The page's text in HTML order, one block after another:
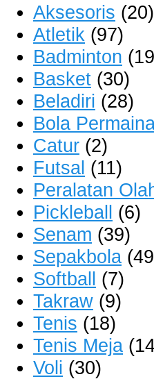
Aksesoris (20)
Atletik (97)
Badminton
Basket (30)
Beladiri (28)
Bola
Catur (2)
Futsal (11)
Peralatan
Pickleball (6)
Senam (39)
Sepakbola
Softball (7)
Takraw (9)
Tenis (18)
Tenis Meja
Voli (30)